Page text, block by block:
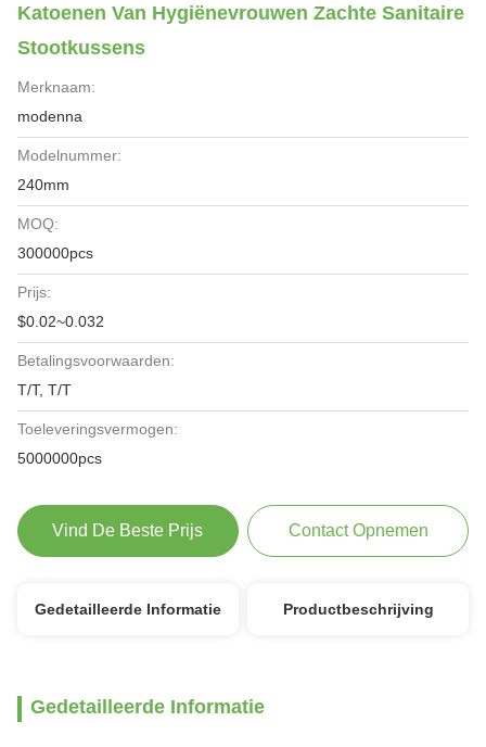
Katoenen Van Hygiënevrouwen Zachte Sanitaire
Stootkussens
Merknaam:
modenna
Modelnummer:
240mm
MOQ:
300000pcs
Prijs:
$0.02~0.032
Betalingsvoorwaarden:
T/T, T/T
Toeleveringsvermogen:
5000000pcs
Vind De Beste Prijs Contact Opnemen
Gedetailleerde Informatie Productbeschrijving
Gedetailleerde Informatie